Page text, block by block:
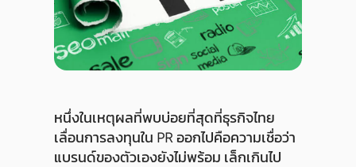
หนึ่งในเหตุผลที่พบบ่อยที่สุดที่ธุรกิจไทย
เลื่อนการลงทุนใน PR ออกไปคือความเชื่อว่า
แบรนด์ของตัวเองยังไม่พร้อม เล็กเกินไป